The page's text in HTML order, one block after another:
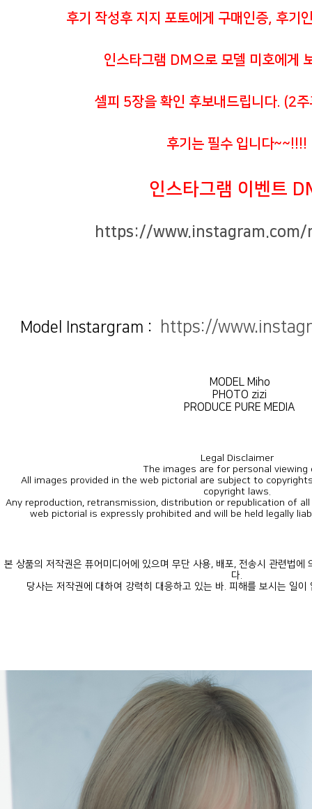
후기 작성후 지지 포토에게 구매인증, 후기
인스타그램 DM으로 모델 미호에게
셀피 5장을 확인 후보내드립니다. (2
후기는 필수 입니다~~!!!!
인스타그램 이벤트
https://www.instagram.com/
Model Instargram : https://
MODEL Miho
PHOTO zizi
PRODUCE PURE MEDIA
Legal Disclaimer
The images are for personal viewing
copyright laws.
web pictorial is expressly prohibited and will be held legally
다.
당사는 저작권에 대하여 강력히 대응하고 있는 바. 피해를 보시는 일